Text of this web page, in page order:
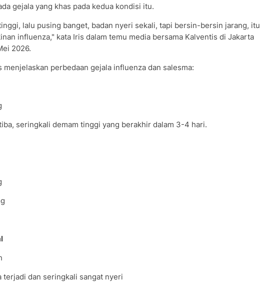
gejala yang khas pada kedua kondisi itu.
lalu pusing banget, badan nyeri sekali, tapi bersin-bersin jarang, itu
influenza," kata Iris dalam temu media bersama Kalventis di Jakarta
2026.
menjelaskan perbedaan gejala influenza dan salesma:
seringkali demam tinggi yang berakhir dalam 3-4 hari.
terjadi dan seringkali sangat nyeri